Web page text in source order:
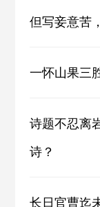
但写妾意苦
一怀山果三
诗题不忍离
诗？
长日官曹迄